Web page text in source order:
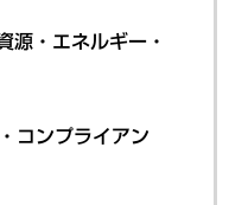
源・エネルギー・
コンプライアン